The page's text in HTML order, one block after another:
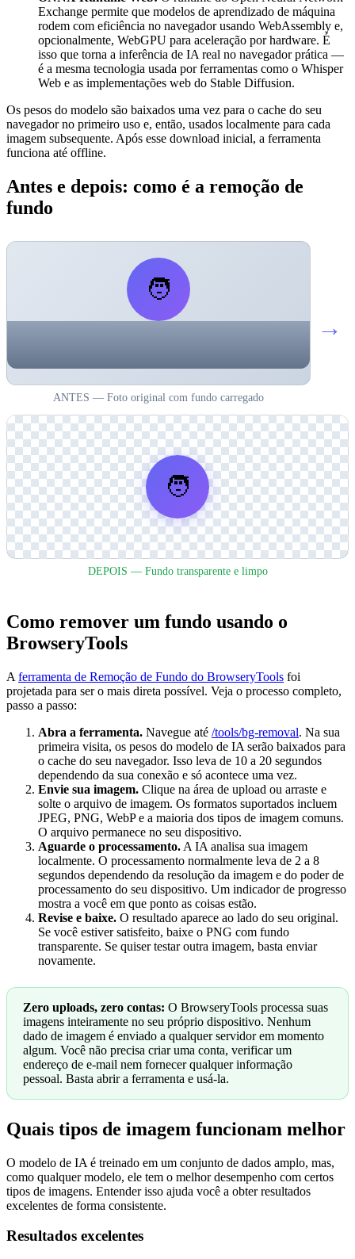
Exchange permite que modelos de aprendizado de máquina
rodem com eficiência no navegador usando WebAssembly e,
opcionalmente, WebGPU para aceleração por hardware. É
isso que torna a inferência de IA real no navegador prática —
é a mesma tecnologia usada por ferramentas como o Whisper
Web e as implementações web do Stable Diffusion.
Os pesos do modelo são baixados uma vez para o cache do seu
navegador no primeiro uso e, então, usados localmente para cada
imagem subsequente. Após esse download inicial, a ferramenta
funciona até offline.
Antes e depois: como é a remoção de
fundo
🧑
ANTES — Foto original com fundo carregado
→
🧑
DEPOIS — Fundo transparente e limpo
Como remover um fundo usando o
BrowseryTools
A ferramenta de Remoção de Fundo do BrowseryTools foi
projetada para ser o mais direta possível. Veja o processo completo,
passo a passo:
Abra a ferramenta. Navegue até /tools/bg-removal. Na sua
primeira visita, os pesos do modelo de IA serão baixados para
o cache do seu navegador. Isso leva de 10 a 20 segundos
dependendo da sua conexão e só acontece uma vez.
Envie sua imagem. Clique na área de upload ou arraste e
solte o arquivo de imagem. Os formatos suportados incluem
JPEG, PNG, WebP e a maioria dos tipos de imagem comuns.
O arquivo permanece no seu dispositivo.
Aguarde o processamento. A IA analisa sua imagem
localmente. O processamento normalmente leva de 2 a 8
segundos dependendo da resolução da imagem e do poder de
processamento do seu dispositivo. Um indicador de progresso
mostra a você em que ponto as coisas estão.
Revise e baixe. O resultado aparece ao lado do seu original.
Se você estiver satisfeito, baixe o PNG com fundo
transparente. Se quiser testar outra imagem, basta enviar
novamente.
Zero uploads, zero contas: O BrowseryTools processa suas
imagens inteiramente no seu próprio dispositivo. Nenhum
dado de imagem é enviado a qualquer servidor em momento
algum. Você não precisa criar uma conta, verificar um
endereço de e-mail nem fornecer qualquer informação
pessoal. Basta abrir a ferramenta e usá-la.
Quais tipos de imagem funcionam melhor
O modelo de IA é treinado em um conjunto de dados amplo, mas,
como qualquer modelo, ele tem o melhor desempenho com certos
tipos de imagens. Entender isso ajuda você a obter resultados
excelentes de forma consistente.
Resultados excelentes